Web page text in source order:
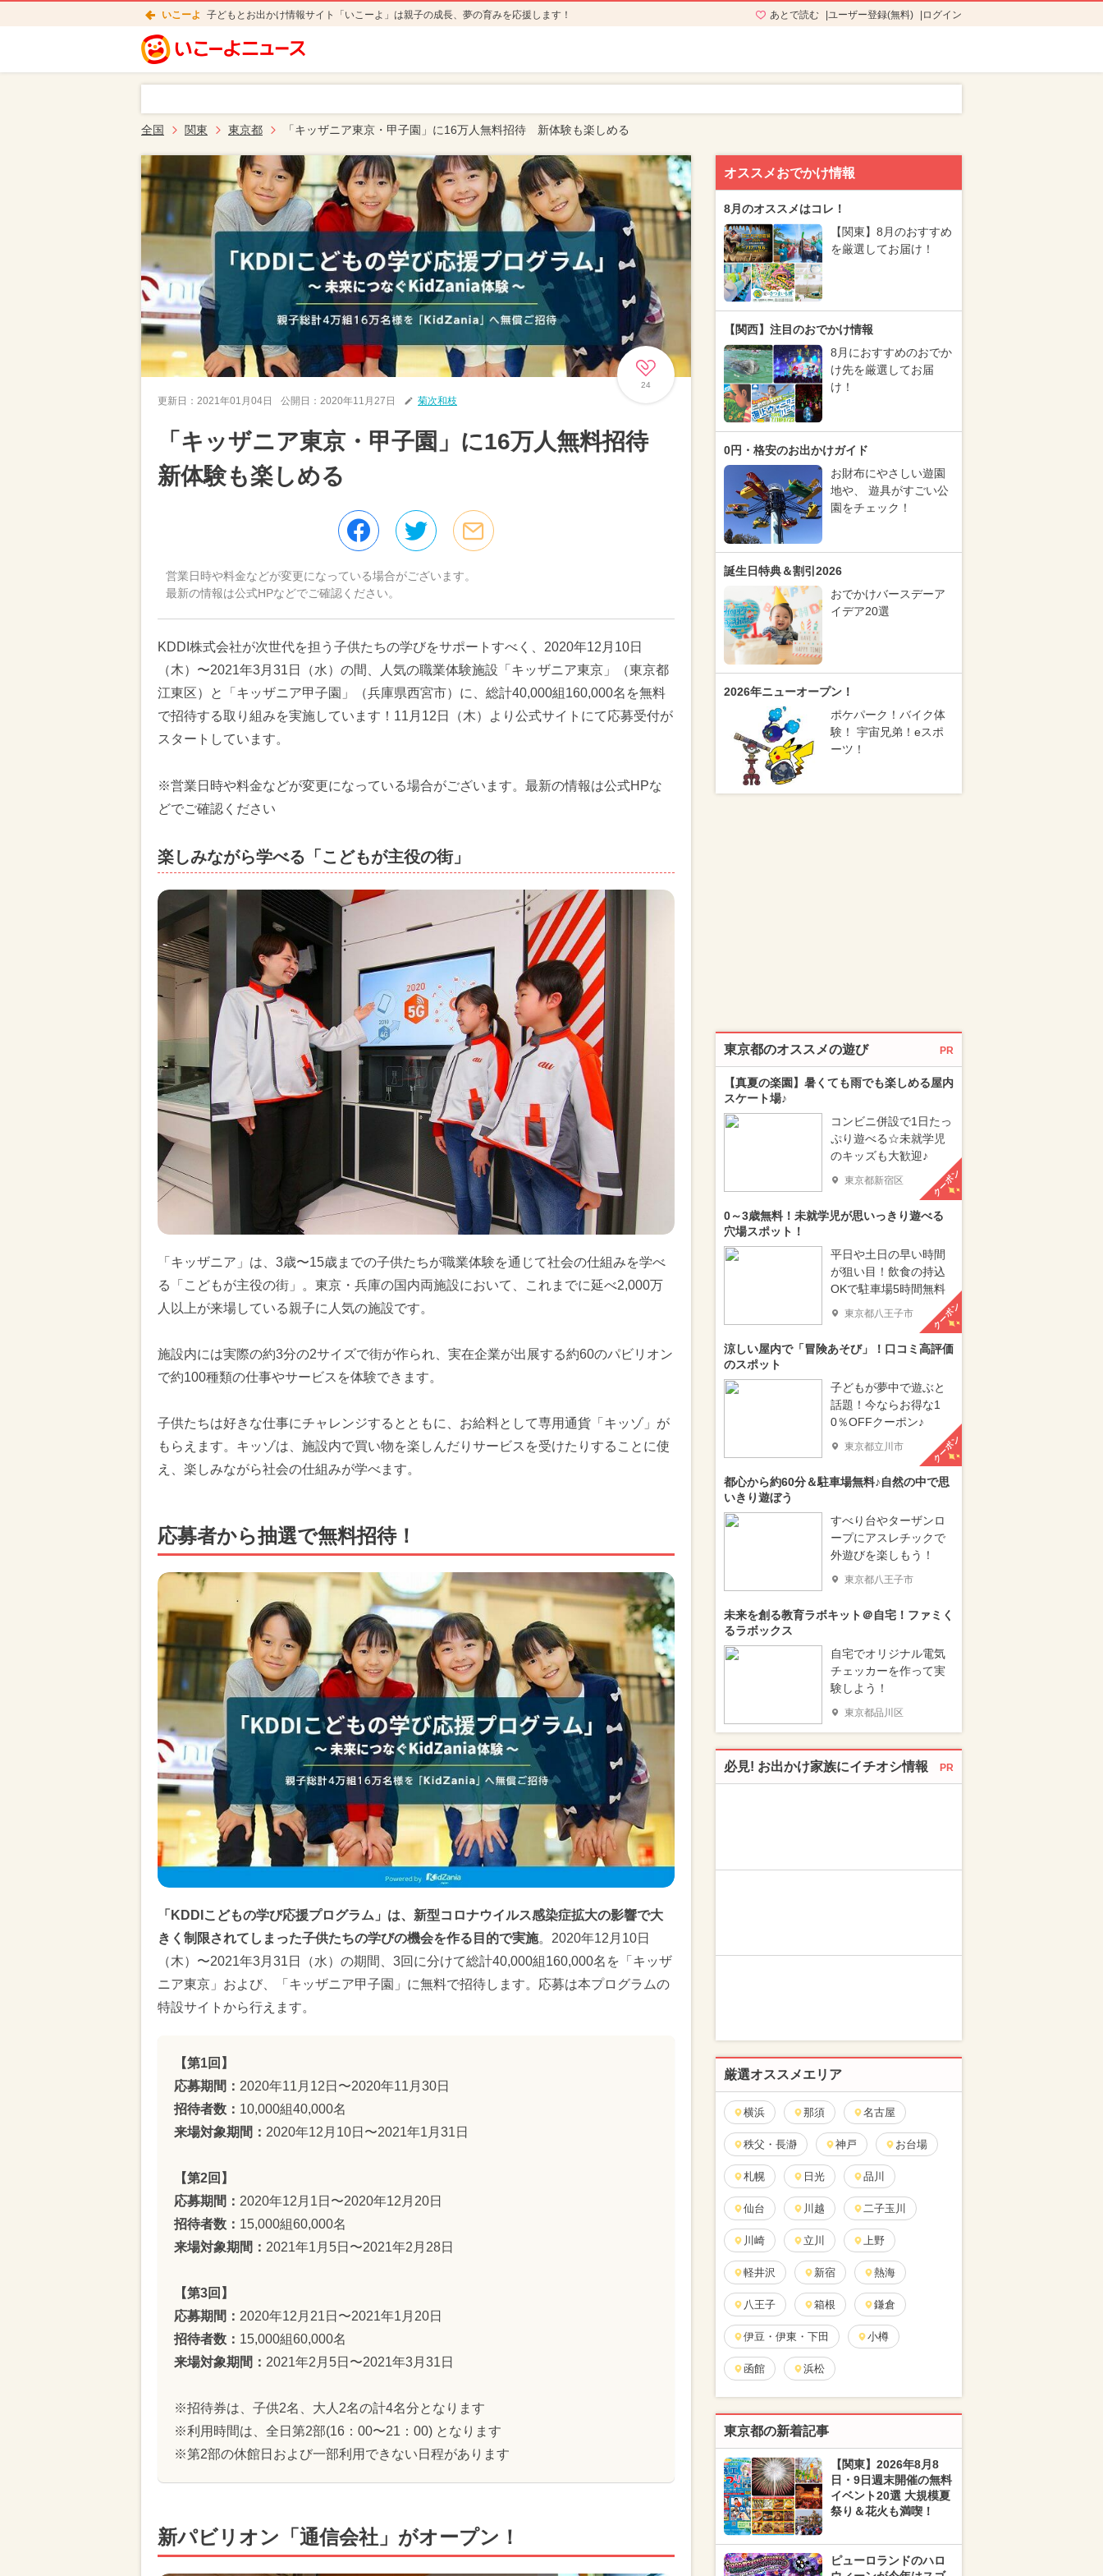
いこーよ 子どもとお出かけ情報サイト「いこーよ」は親子の成長、夢の育みを応援します！ あとで読む ユーザー登録(無料) ログイン
全国 関東 東京都 「キッザニア東京・甲子園」に16万人無料招待 新体験も楽しめる
24
更新日： 2021年01月04日 公開日： 2020年11月27日 菊次和枝
「キッザニア東京・甲子園」に16万人無料招待
新体験も楽しめる
営業日時や料金などが変更になっている場合がございます。
最新の情報は公式HPなどでご確認ください。
KDDI株式会社が次世代を担う子供たちの学びをサポートすべく、2020年12月10日
（木）〜2021年3月31日（水）の間、人気の職業体験施設「キッザニア東京」（東京都
江東区）と「キッザニア甲子園」（兵庫県西宮市）に、総計40,000組160,000名を無料
で招待する取り組みを実施しています！11月12日（木）より公式サイトにて応募受付が
スタートしています。
※営業日時や料金などが変更になっている場合がございます。最新の情報は公式HPな
どでご確認ください
楽しみながら学べる「こどもが主役の街」
「キッザニア」は、3歳〜15歳までの子供たちが職業体験を通じて社会の仕組みを学べ
る「こどもが主役の街」。東京・兵庫の国内両施設において、これまでに延べ2,000万
人以上が来場している親子に人気の施設です。
施設内には実際の約3分の2サイズで街が作られ、実在企業が出展する約60のパビリオン
で約100種類の仕事やサービスを体験できます。
子供たちは好きな仕事にチャレンジするとともに、お給料として専用通貨「キッゾ」が
もらえます。キッゾは、施設内で買い物を楽しんだりサービスを受けたりすることに使
え、楽しみながら社会の仕組みが学べます。
応募者から抽選で無料招待！
「KDDIこどもの学び応援プログラム」は、新型コロナウイルス感染症拡大の影響で大
きく制限されてしまった子供たちの学びの機会を作る目的で実施。2020年12月10日
（木）〜2021年3月31日（水）の期間、3回に分けて総計40,000組160,000名を「キッザ
ニア東京」および、「キッザニア甲子園」に無料で招待します。応募は本プログラムの
特設サイトから行えます。
【第1回】
応募期間： 2020年11月12日〜2020年11月30日
招待者数： 10,000組40,000名
来場対象期間： 2020年12月10日〜2021年1月31日
【第2回】
応募期間： 2020年12月1日〜2020年12月20日
招待者数： 15,000組60,000名
来場対象期間： 2021年1月5日〜2021年2月28日
【第3回】
応募期間： 2020年12月21日〜2021年1月20日
招待者数： 15,000組60,000名
来場対象期間： 2021年2月5日〜2021年3月31日
※招待券は、子供2名、大人2名の計4名分となります
※利用時間は、全日第2部(16：00〜21：00) となります
※第2部の休館日および一部利用できない日程があります
新パビリオン「通信会社」がオープン！
オススメおでかけ情報
8月のオススメはコレ！
【関東】8月のおすすめ
を厳選してお届け！
【関西】注目のおでかけ情報
8月におすすめのおでか
け先を厳選してお届
け！
0円・格安のお出かけガイド
お財布にやさしい遊園
地や、 遊具がすごい公
園をチェック！
誕生日特典＆割引2026
おでかけバースデーア
イデア20選
2026年ニューオープン！
ポケパーク！バイク体
験！ 宇宙兄弟！eスポ
ーツ！
東京都のオススメの遊び PR
【真夏の楽園】暑くても雨でも楽しめる屋内
スケート場♪
コンビニ併設で1日たっ
ぷり遊べる☆未就学児
のキッズも大歓迎♪
東京都新宿区 クーポン
0～3歳無料！未就学児が思いっきり遊べる
穴場スポット！
平日や土日の早い時間
が狙い目！飲食の持込
OKで駐車場5時間無料
東京都八王子市 クーポン
涼しい屋内で「冒険あそび」！口コミ高評価
のスポット
子どもが夢中で遊ぶと
話題！今ならお得な1
0％OFFクーポン♪
東京都立川市 クーポン
都心から約60分＆駐車場無料♪自然の中で思
いきり遊ぼう
すべり台やターザンロ
ープにアスレチックで
外遊びを楽しもう！
東京都八王子市
未来を創る教育ラボキット＠自宅！ファミく
るラボックス
自宅でオリジナル電気
チェッカーを作って実
験しよう！
東京都品川区
必見! お出かけ家族にイチオシ情報 PR
厳選オススメエリア
横浜 那須 名古屋
秩父・長瀞 神戸 お台場
札幌 日光 品川
仙台 川越 二子玉川
川崎 立川 上野
軽井沢 新宿 熱海
八王子 箱根 鎌倉
伊豆・伊東・下田 小樽
函館 浜松
東京都の新着記事
【関東】2026年8月8
日・9日週末開催の無料
イベント20選 大規模夏
祭り＆花火も満喫！
ピューロランドのハロ